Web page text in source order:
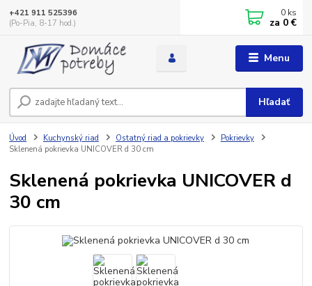
Menu
Hľadať
+421 911 525396
(Po-Pia, 8-17 hod.)
0 ks
za 0 €
Úvod Kuchynský riad Ostatný riad a pokrievky
Pokrievky
Sklenená pokrievka UNICOVER d 30 cm
Sklenená pokrievka UNICOVER d
30 cm